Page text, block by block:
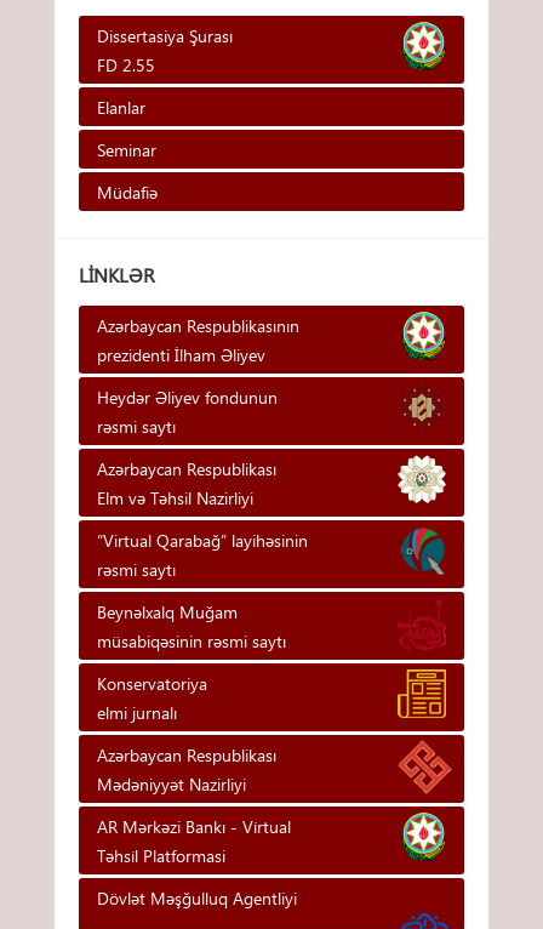
Dissertasiya Şurası
FD 2.55
Elanlar
Seminar
Müdafiə
LINKLƏR
Azərbaycan Respublikasının
prezidenti İlham Əliyev
Heydər Əliyev fondunun
rəsmi saytı
Azərbaycan Respublikası
Elm və Təhsil Nazirliyi
“Virtual Qarabağ” layihəsinin
rəsmi saytı
Beynəlxalq Muğam
müsabiqəsinin rəsmi saytı
Konservatoriya
elmi jurnalı
Azərbaycan Respublikası
Mədəniyyət Nazirliyi
AR Mərkəzi Bankı - Vi̇rtual
Təhsi̇l Platformasi
Dövlət Məşğulluq Agentliyi